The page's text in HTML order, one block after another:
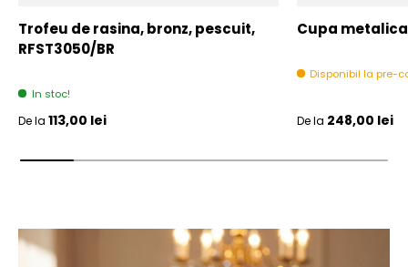
Trofeu de rasina, bronz, pescuit,
RFST3050/BR
In stoc!
Pret initial
De la 113,00 lei
Cupa
Disponibil la pre-
Pret initial
De la 248,00 lei